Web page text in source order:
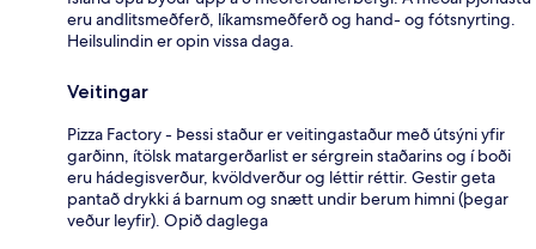
eru andlitsmeðferð, líkamsmeðferð og hand- og fótsnyrting.
Heilsulindin er opin vissa daga.
Veitingar
Pizza Factory - Þessi staður er veitingastaður með útsýni yfir
garðinn, ítölsk matargerðarlist er sérgrein staðarins og í boði
eru hádegisverður, kvöldverður og léttir réttir. Gestir geta
pantað drykki á barnum og snætt undir berum himni (þegar
veður leyfir). Opið daglega